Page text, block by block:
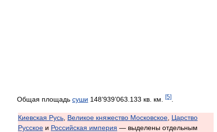
Общая площадь суши 148’939’063.133 кв. км. [5]
Киевская Русь Великое княжество Московское Царство
Русское и Российская империя — выделены отдельным